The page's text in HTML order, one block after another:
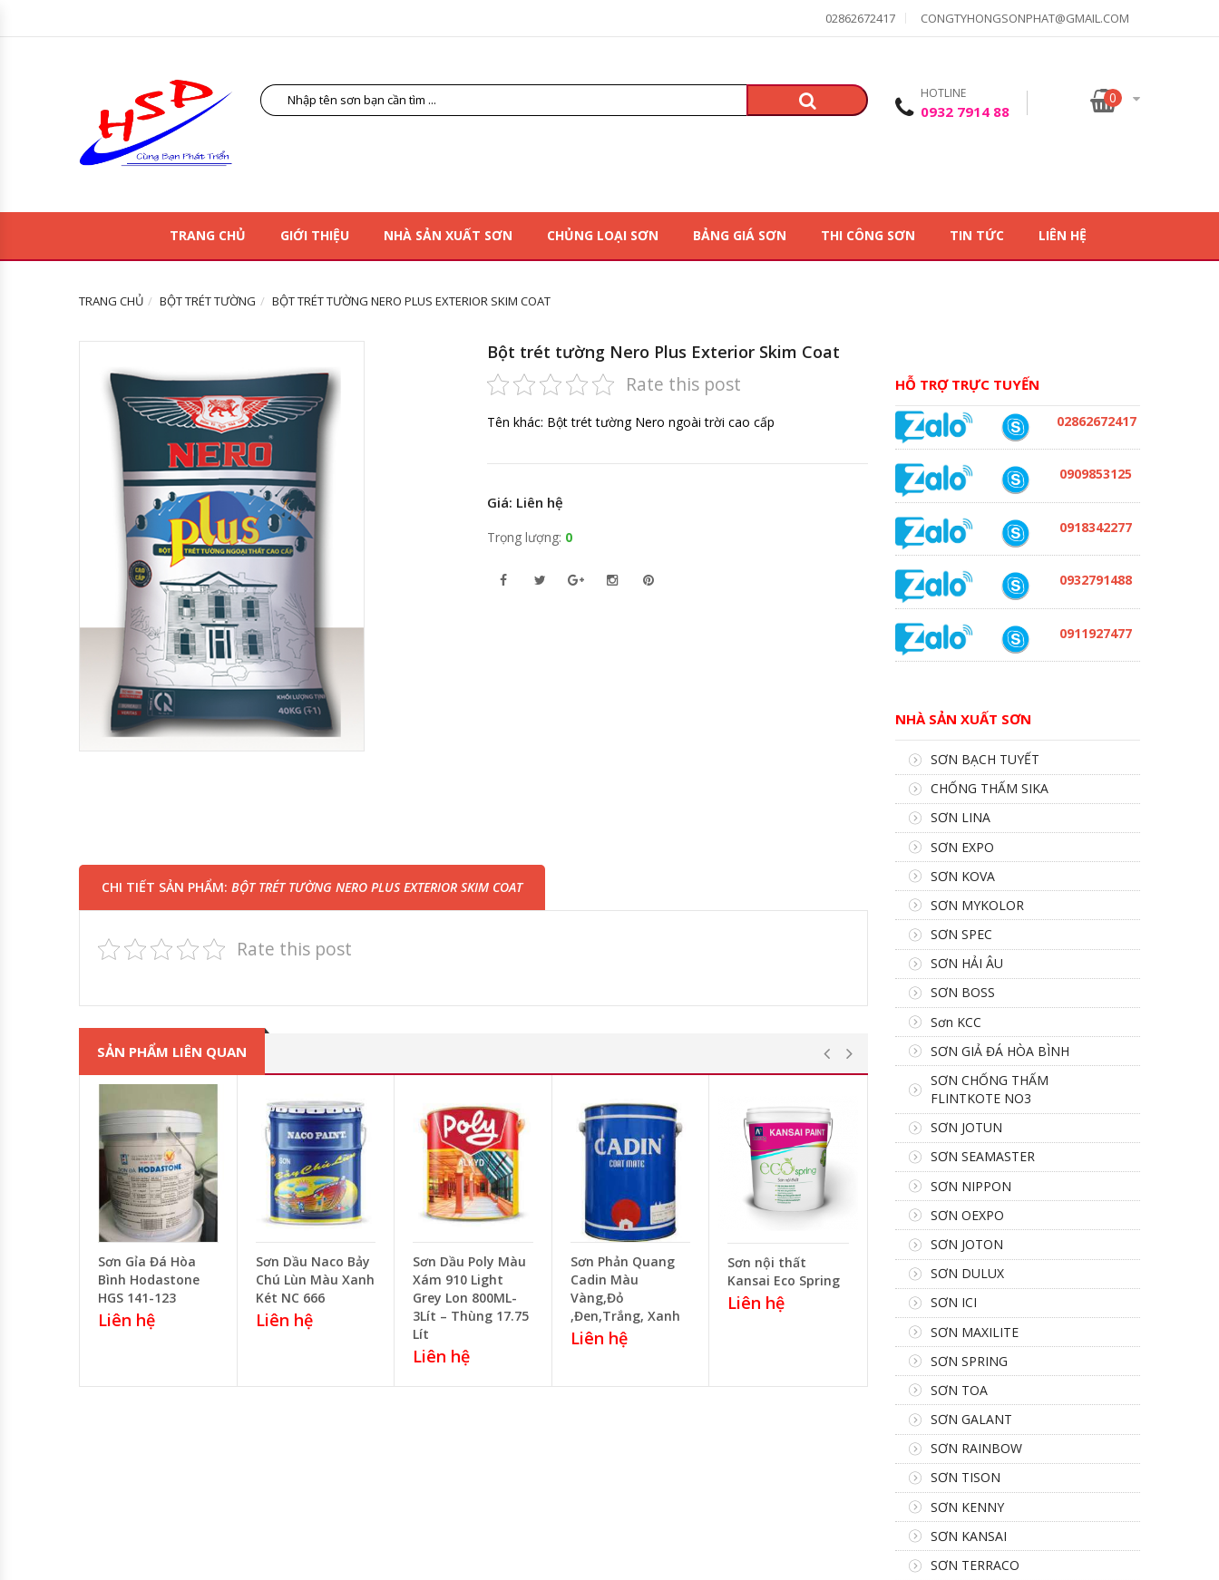
02862672417 CONGTYHONGSONPHAT@GMAIL.COM
HOTLINE
0932 7914 88
0
TRANG CHỦ GIỚI THIỆU NHÀ SẢN XUẤT SƠN CHỦNG LOẠI SƠN BẢNG GIÁ SƠN THI CÔNG SƠN TIN TỨC LIÊN HỆ
TRANG CHỦ BỘT TRÉT TƯỜNG BỘT TRÉT TƯỜNG NERO PLUS EXTERIOR SKIM COAT
Bột trét tường Nero Plus Exterior Skim Coat
Rate this post
Tên khác: Bột trét tường Nero ngoài trời cao cấp
Giá: Liên hệ
Trọng lượng: 0
CHI TIẾT SẢN PHẨM: BỘT TRÉT TƯỜNG NERO PLUS EXTERIOR SKIM COAT
Rate this post
SẢN PHẨM LIÊN QUAN
Sơn Gỉa Đá Hòa
Bình Hodastone
HGS 141-123
Liên hệ
Sơn Dầu Naco Bảy
Chú Lùn Màu Xanh
Két NC 666
Liên hệ
Sơn Dầu Poly Màu
Xám 910 Light
Grey Lon 800ML-
3Lít – Thùng 17.75
Lít
Liên hệ
Sơn Phản Quang
Cadin Màu
Vàng,Đỏ
,Đen,Trắng, Xanh
Liên hệ
Sơn nội thất
Kansai Eco Spring
Liên hệ
HỖ TRỢ TRỰC TUYẾN
02862672417
0909853125
0918342277
0932791488
0911927477
NHÀ SẢN XUẤT SƠN
SƠN BẠCH TUYẾT
CHỐNG THẤM SIKA
SƠN LINA
SƠN EXPO
SƠN KOVA
SƠN MYKOLOR
SƠN SPEC
SƠN HẢI ÂU
SƠN BOSS
Sơn KCC
SƠN GIẢ ĐÁ HÒA BÌNH
SƠN CHỐNG THẤM
FLINTKOTE NO3
SƠN JOTUN
SƠN SEAMASTER
SƠN NIPPON
SƠN OEXPO
SƠN JOTON
SƠN DULUX
SƠN ICI
SƠN MAXILITE
SƠN SPRING
SƠN TOA
SƠN GALANT
SƠN RAINBOW
SƠN TISON
SƠN KENNY
SƠN KANSAI
SƠN TERRACO